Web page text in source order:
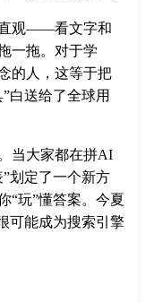
直观——看文字和
一拖。对于学
的人，这等于把
白送给了全球用
当大家都在拼AI
划定了一个新方
“玩”懂答案。今夏
可能成为搜索引擎